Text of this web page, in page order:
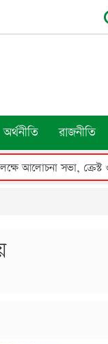
অর্থনীতি রাজনীতি
জখম, দোকানঘরে